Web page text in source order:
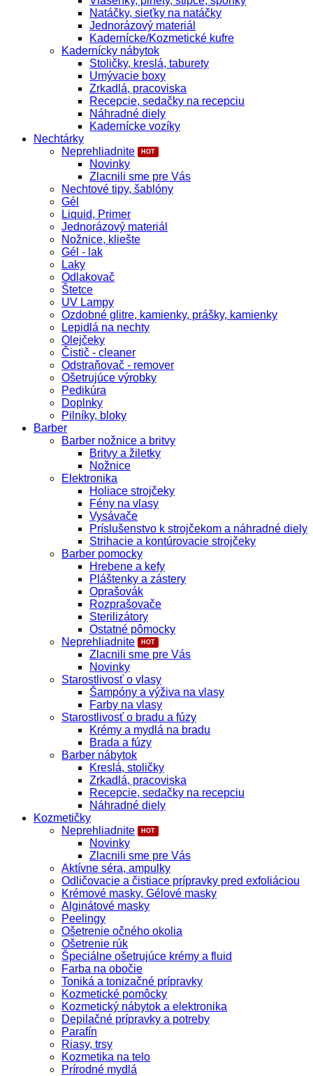
Natáčky, sieťky na natáčky
Jednorázový materiál
Kadernícke/Kozmetické kufre
Kadernícky nábytok
Stoličky, kreslá, taburety
Umývacie boxy
Zrkadlá, pracoviska
Recepcie, sedačky na recepciu
Náhradné diely
Kadernícke vozíky
Nechtárky
Neprehliadnite
Novinky
Zlacnili sme pre Vás
Nechtové tipy, šablóny
Gél
Liquid, Primer
Jednorázový materiál
Nožnice, kliešte
Gél - lak
Laky
Odlakovač
Štetce
UV Lampy
Ozdobné glitre, kamienky, prášky, kamienky
Lepidlá na nechty
Olejčeky
Čistič - cleaner
Odstraňovač - remover
Ošetrujúce výrobky
Pedikúra
Doplnky
Pilníky, bloky
Barber
Barber nožnice a britvy
Britvy a žiletky
Nožnice
Elektronika
Holiace strojčeky
Fény na vlasy
Vysávače
Príslušenstvo k strojčekom a náhradné diely
Strihacie a kontúrovacie strojčeky
Barber pomocky
Hrebene a kefy
Pláštenky a zástery
Oprašovák
Rozprašovače
Sterilizátory
Ostatné pômocky
Neprehliadnite
Zlacnili sme pre Vás
Novinky
Starostlivosť o vlasy
Šampóny a výživa na vlasy
Farby na vlasy
Starostlivosť o bradu a fúzy
Krémy a mydlá na bradu
Brada a fúzy
Barber nábytok
Kreslá, stoličky
Zrkadlá, pracoviska
Recepcie, sedačky na recepciu
Náhradné diely
Kozmetičky
Neprehliadnite
Novinky
Zlacnili sme pre Vás
Aktívne séra, ampulky
Odličovacie a čistiace prípravky pred exfoliáciou
Krémové masky, Gélové masky
Alginátové masky
Peelingy
Ošetrenie očného okolia
Ošetrenie rúk
Špeciálne ošetrujúce krémy a fluid
Farba na obočie
Toniká a tonizačné prípravky
Kozmetické pomôcky
Kozmetický nábytok a elektronika
Depilačné prípravky a potreby
Parafín
Riasy, trsy
Kozmetika na telo
Prírodné mydlá